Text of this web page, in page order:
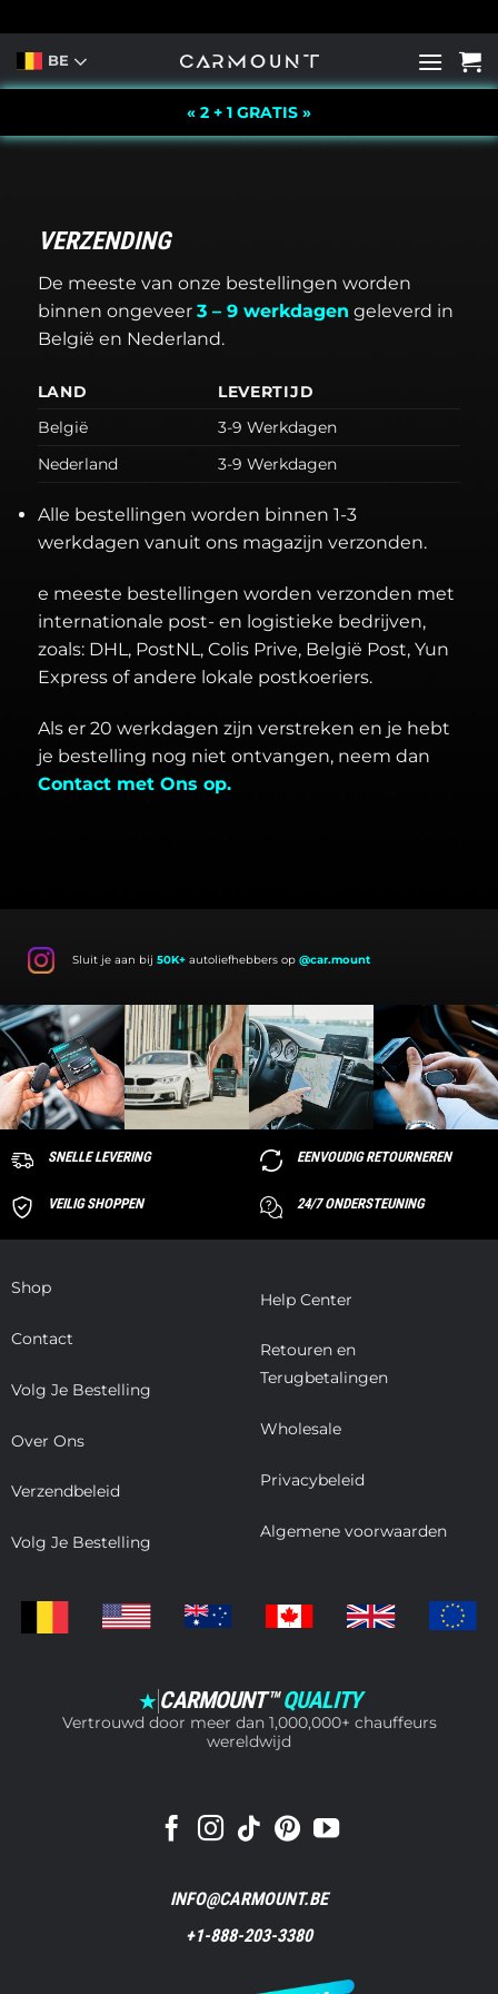
naar
inhoud
BE
« 2 + 1 GRATIS »
VERZENDING
De meeste van onze bestellingen worden
binnen ongeveer 3 – 9 werkdagen geleverd in
België en Nederland.
LAND
LEVERTIJD
België
3-9 Werkdagen
Nederland
3-9 Werkdagen
Alle bestellingen worden binnen 1-3
werkdagen vanuit ons magazijn verzonden.
e meeste bestellingen worden verzonden met
internationale post- en logistieke bedrijven,
zoals: DHL, PostNL, Colis Prive, België Post, Yun
Express of andere lokale postkoeriers.
Als er 20 werkdagen zijn verstreken en je hebt
je bestelling nog niet ontvangen, neem dan
Contact met Ons op.
Sluit je aan bij 50K+ autoliefhebbers op @car.mount
SNELLE LEVERING EENVOUDIG RETOURNEREN
VEILIG SHOPPEN 24/7 ONDERSTEUNING
Shop
Contact
Volg Je Bestelling
Over Ons
Verzendbeleid
Volg Je Bestelling
Help Center
Retouren en
Terugbetalingen
Wholesale
Privacybeleid
Algemene voorwaarden
★CARMOUNT™QUALITY
Vertrouwd door meer dan 1,000,000+ chauffeurs
wereldwijd
INFO@CARMOUNT.BE
+1-888-203-3380